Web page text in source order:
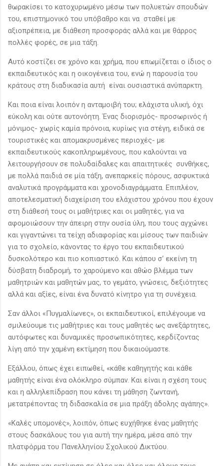
θωρακίσει το κατοχυρωμένο μέσω των πολυετών σπουδών
του, επιστημονικό του υπόβαθρο και να σταθεί με
αξιοπρέπεια, με διάθεση προσφοράς αλλά και με θάρρος
πολλές φορές, σε μια τάξη.
Αυτό κοστίζει σε χρόνο και χρήμα, που επωμίζεται ο ίδιος ο
εκπαιδευτικός και η οικογένεια του, ενώ η παρουσία του
κράτους στη διαδικασία αυτή είναι ουσιαστικά ανύπαρκτη.
Και ποια είναι λοιπόν η ανταμοιβή του; ελάχιστα υλική, όχι
εύκολη και ούτε αυτονόητη. Ένας διορισμός- προσωρινός ή
μόνιμος- χωρίς καμία πρόνοια, κυρίως για στέγη, ειδικά σε
τουριστικές και απομακρυσμένες περιοχές- με
εκπαιδευτικούς κακοπληρωμένους, που καλούνται να
λειτουργήσουν σε πολυδαίδαλες και απαιτητικές συνθήκες,
με πολλά παιδιά σε μία τάξη, ανεπαρκείς πόρους, ασφυκτικά
αναλυτικά προγράμματα και χρονοδιαγράμματα. Επιπλέον,
αποτελεσματική διαχείριση του ελάχιστου χρόνου που έχουν
στη διάθεσή τους οι μαθήτριες και οι μαθητές, για να
αφομοιώσουν την άπειρη στην ουσία ύλη, που τους αγχώνει
και γιγαντώνει τα τείχη αδιαφορίας και μίσους των παιδιών
για το σχολείο, κάνοντας το έργο του εκπαιδευτικού
δυσκολότερο και πιο κοπιαστικό. Και κάπου σ’ εκείνη τη
δύσβατη διαδρομή, το χαρούμενο και αθώο βλέμμα των
μαθητριών και μαθητών μας, το γεμάτο, γνώσεις, δεξιότητες
αλλά και αξίες, είναι ένα δυνατό κίνητρο για τη συνέχεια.
Σαν άλλοι «Πυγμαλίωνες», οι εκπαιδευτικοί, επιλέγουμε να
σμιλεύουμε τις μαθήτριες και τους μαθητές ως ανεξάρτητες,
αυτόφωτες και δυναμικές προσωπικότητες, κερδίζοντας
λίγη από την χαμένη εκτίμηση που δικαιούμαστε.
Εξάλλου, όπως έχει ειπωθεί, «κάθε καθηγητής και κάθε
μαθητής είναι ένα ολόκληρο σύμπαν. Και είναι η σχέση τους
και η αλληλεπίδραση που κάνει τη μάθηση ζωντανή,
μετατρέποντας τη διδασκαλία σε μια πράξη άδολης αγάπης».
«Καλές υπομονές», λοιπόν, όπως ευχήθηκε ένας μαθητής
στους δασκάλους του για αυτή την ημέρα, μέσα από την
πλατφόρμα του Πανελληνίου Σχολικού Δικτύου.